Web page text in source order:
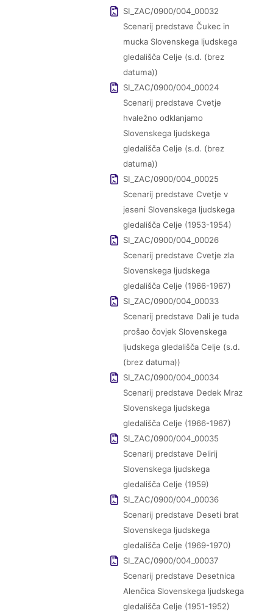
SI_ZAC/0900/004_00032
Scenarij predstave Čukec in
mucka Slovenskega ljudskega
gledališča Celje (s.d. (brez
datuma))
SI_ZAC/0900/004_00024
Scenarij predstave Cvetje
hvaležno odklanjamo
Slovenskega ljudskega
gledališča Celje (s.d. (brez
datuma))
SI_ZAC/0900/004_00025
Scenarij predstave Cvetje v
jeseni Slovenskega ljudskega
gledališča Celje (1953-1954)
SI_ZAC/0900/004_00026
Scenarij predstave Cvetje zla
Slovenskega ljudskega
gledališča Celje (1966-1967)
SI_ZAC/0900/004_00033
Scenarij predstave Dali je tuda
prošao čovjek Slovenskega
ljudskega gledališča Celje (s.d.
(brez datuma))
SI_ZAC/0900/004_00034
Scenarij predstave Dedek Mraz
Slovenskega ljudskega
gledališča Celje (1966-1967)
SI_ZAC/0900/004_00035
Scenarij predstave Delirij
Slovenskega ljudskega
gledališča Celje (1959)
SI_ZAC/0900/004_00036
Scenarij predstave Deseti brat
Slovenskega ljudskega
gledališča Celje (1969-1970)
SI_ZAC/0900/004_00037
Scenarij predstave Desetnica
Alenčica Slovenskega ljudskega
gledališča Celje (1951-1952)